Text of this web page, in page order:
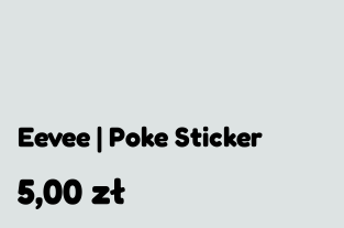
Eevee | Poke Sticker
5,00 zł